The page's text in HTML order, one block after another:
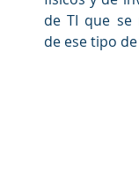
de TI que se
de ese tipo